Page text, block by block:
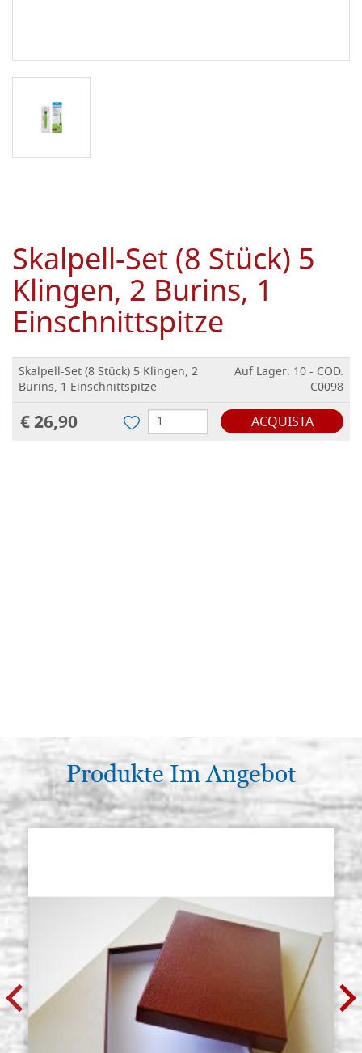
Skalpell-Set (8 Stück) 5
Klingen, 2 Burins, 1
Einschnittspitze
Skalpell-Set (8 Stück) 5 Klingen, 2
Burins, 1 Einschnittspitze
Auf Lager: 10 - COD.
C0098
€ 26,90 ACQUISTA
Produkte Im Angebot